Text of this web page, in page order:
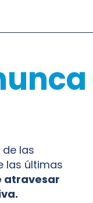
las
las últimas
atravesar